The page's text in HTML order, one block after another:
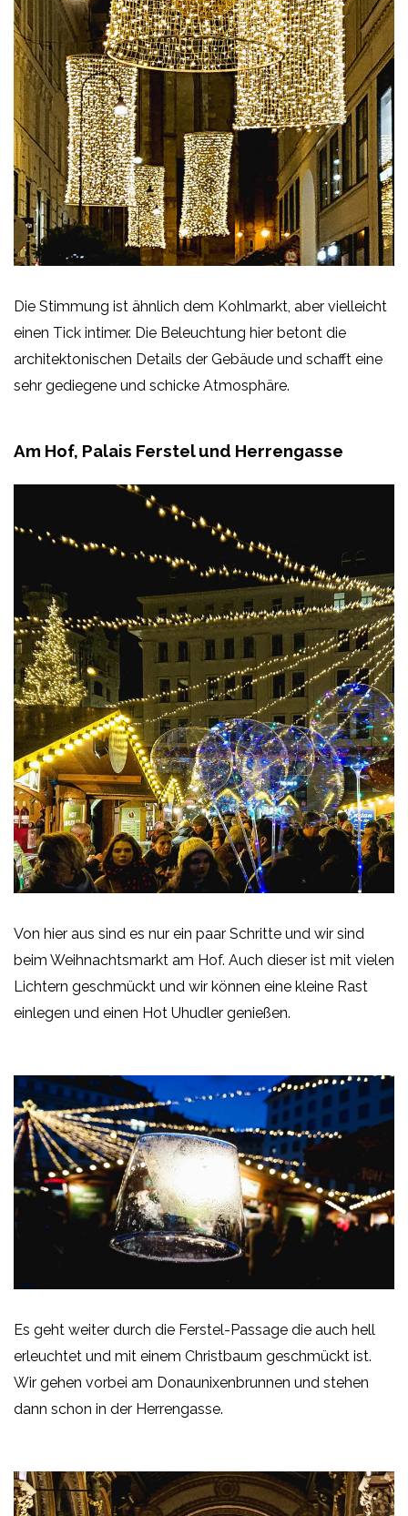
Die Stimmung ist ähnlich dem Kohlmarkt, aber vielleicht
einen Tick intimer. Die Beleuchtung hier betont die
architektonischen Details der Gebäude und schafft eine
sehr gediegene und schicke Atmosphäre.
Am Hof, Palais Ferstel und Herrengasse
Von hier aus sind es nur ein paar Schritte und wir sind
beim Weihnachtsmarkt am Hof. Auch dieser ist mit vielen
Lichtern geschmückt und wir können eine kleine Rast
einlegen und einen Hot Uhudler genießen.
Es geht weiter durch die Ferstel-Passage die auch hell
erleuchtet und mit einem Christbaum geschmückt ist.
Wir gehen vorbei am Donaunixenbrunnen und stehen
dann schon in der Herrengasse.